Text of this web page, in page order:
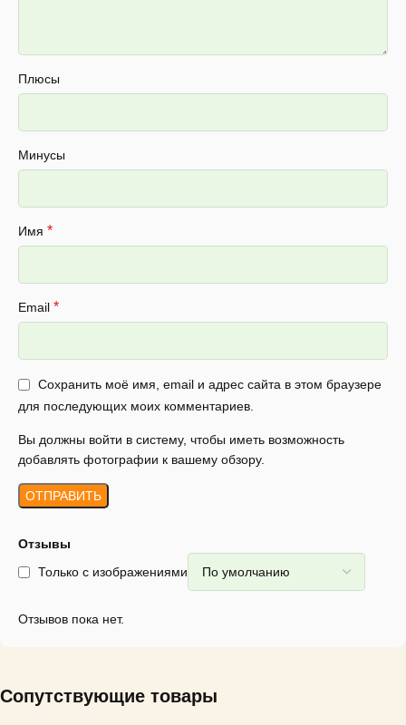
Отзывы
Только с изображениями
Отзывов пока нет.
Плюсы
Минусы
Имя *
Email *
Сохранить моё имя, email и адрес сайта в этом браузере
для последующих моих комментариев.
Вы должны войти в систему, чтобы иметь возможность
добавлять фотографии к вашему обзору.
Сопутствующие товары